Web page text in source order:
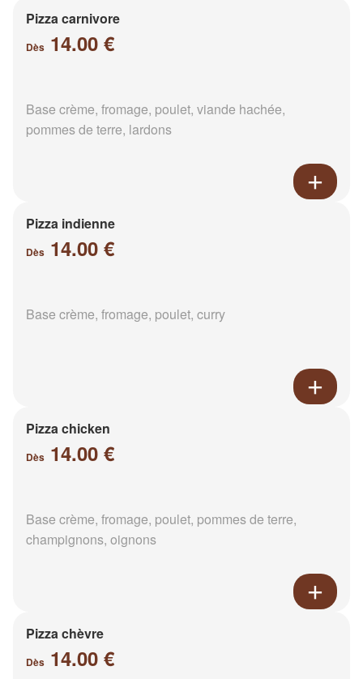
Pizza carnivore
Dès 14.00 €
Base crème, fromage, poulet, viande hachée,
pommes de terre, lardons
Pizza indienne
Dès 14.00 €
Base crème, fromage, poulet, curry
Pizza chicken
Dès 14.00 €
Base crème, fromage, poulet, pommes de terre,
champignons, oignons
Pizza chèvre
Dès 14.00 €